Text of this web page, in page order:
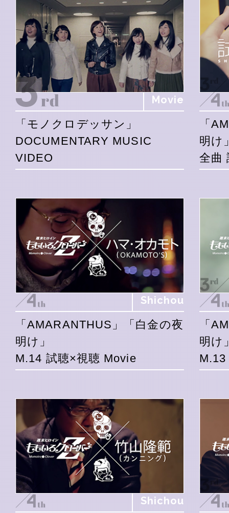
Movie
「モノクロデッサン」
DOCUMENTARY MUSIC
VIDEO
「
明け
全曲
Shichou
「AMARANTHUS」「白金の夜
明け」
M.14 試聴×視聴 Movie
「
明け
Shichou